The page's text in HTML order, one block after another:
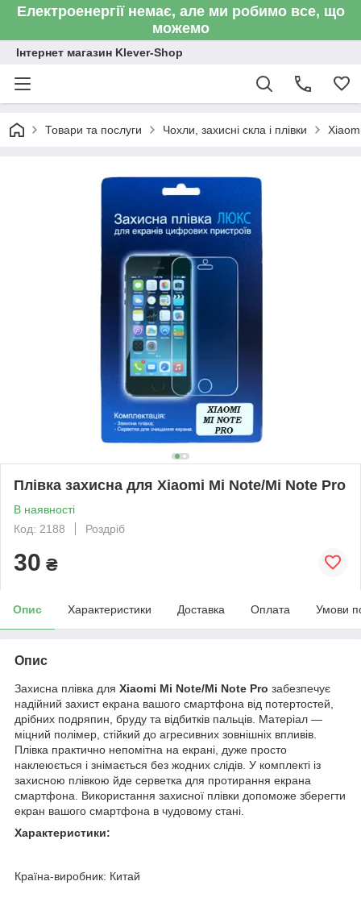
Електроенергії немає, але ми робимо все, що
можемо
Інтернет магазин Klever-Shop
Товари та послуги Чохли, захисні скла і плівки
Плівка захисна для Xiaomi Mi Note/Mi Note Pro
В наявності
Код: 2188
Роздріб
30 ₴
Опис Характеристики Доставка Оплата Умови
Опис
Захисна плівка для Xiaomi Mi Note/Mi Note Pro забезпечує
надійний захист екрана вашого смартфона від потертостей,
дрібних подряпин, бруду та відбитків пальців. Матеріал —
міцний полімер, стійкий до агресивних зовнішніх впливів.
Плівка практично непомітна на екрані, дуже просто
наклеюється і знімається без жодних слідів. У комплекті із
захисною плівкою йде серветка для протирання екрана
смартфона. Використання захисної плівки допоможе зберегти
екран вашого смартфона в чудовому стані.
Характеристики:
Країна-виробник: Китай